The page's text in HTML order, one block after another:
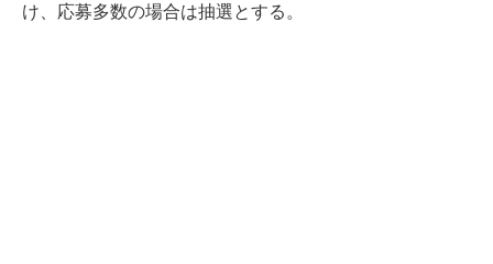
け、応募多数の場合は抽選とする。